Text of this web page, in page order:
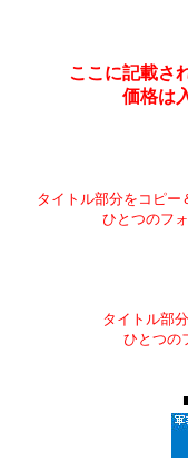
ここに記載さ
価格は
タイトル部分をコピー
ひとつのフ
タイトル部
ひとつの